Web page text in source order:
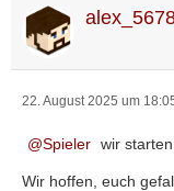
22. August 2025 um
Spieler wir
Wir hoffen, euch